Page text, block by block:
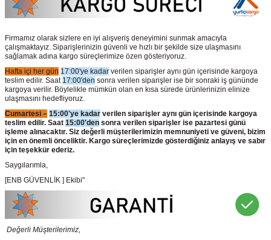
Firmamız olarak sizlere en iyi alışveriş deneyimini sunmak amacıyla
çalışmaktayız. Siparişlerinizin güvenli ve hızlı bir şekilde size ulaşmasını
sağlamak adına kargo süreçlerimize özen gösteriyoruz.
Hafta içi her gün 17:00'ye kadar verilen siparişler aynı gün içerisinde kargoya
teslim edilir. Saat 17:00'den sonra verilen siparişler ise bir sonraki iş gününde
kargoya verilir. Böylelikle mümkün olan en kısa sürede ürünlerinizin elinize
ulaşmasını hedefliyoruz.
Cumartesi – 15:00'ye kadar verilen siparişler aynı gün içerisinde kargoya
teslim edilir. Saat 15:00'den sonra verilen siparişler ise pazartesi günü
işleme alınacaktır. Siz değerli müşterilerimizin memnuniyeti ve güveni, bizim
için en önemli önceliktir. Kargo süreçlerimizde gösterdiğiniz anlayış ve sabır
için teşekkür ederiz.
Saygılarımla,
[ENB GÜVENLİK ] Ekibi"
Değerli Müşterilerimiz,